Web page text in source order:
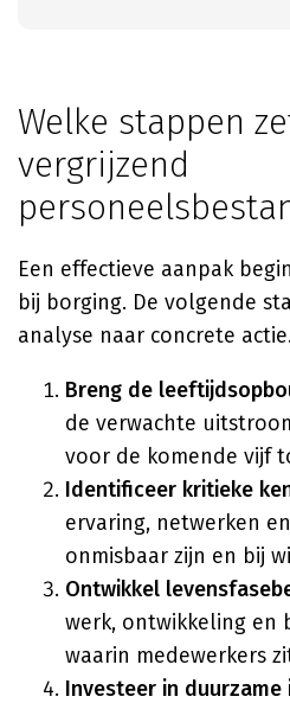
Welke stappen
vergrijzend
Een effectieve aanpak
bij borging. De volgende
analyse naar concrete actie.
Breng de
de verwachte
voor de komende vijf
Identificeer kritieke
ervaring, netwerken
onmisbaar zijn en bij
Ontwikkel
werk, ontwikkeling en
waarin medewerkers
Investeer in duurzame